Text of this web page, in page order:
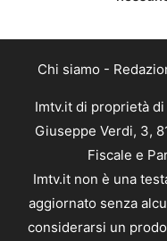
Chi siamo -
Imtv.it di proprietà di
Giuseppe Verdi, 3,
Fiscale e
Imtv.it non è una
aggiornato senza
considerarsi un